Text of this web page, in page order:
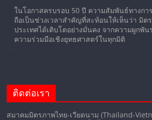
ในโอกาสครบรอบ 50 ปี ความสัมพันธ์ทางกา
ถือเป็นช่วงเวลาสำคัญที่สะท้อนให้เห็นว่า มิต
ประเทศได้เติบโตอย่างมั่นคง จากความผูกพั
ความร่วมมือเชิงยุทธศาสตร์ในทุกมิติ
ติดต่อเรา
สมาคมมิตรภาพไทย-เวียดนาม (Thailand-